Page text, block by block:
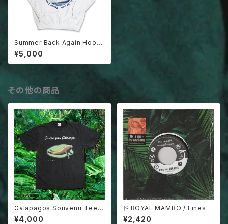
Summer Back Again Hoodi
e
¥5,000
その他の商品
Galapagos Souvenir Tee
(2Types)
¥4,000
ド ROYAL MAMBO / Finest-
kaze 7inch record
¥2,420